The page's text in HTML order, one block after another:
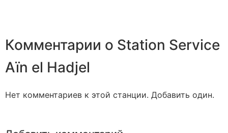
Комментарии о Station Service
Aïn el Hadjel
Нет комментариев к этой станции. Добавить один.